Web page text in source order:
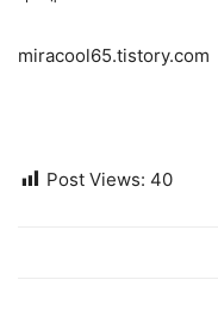
miracool65.tistory.com
Post Views: 40